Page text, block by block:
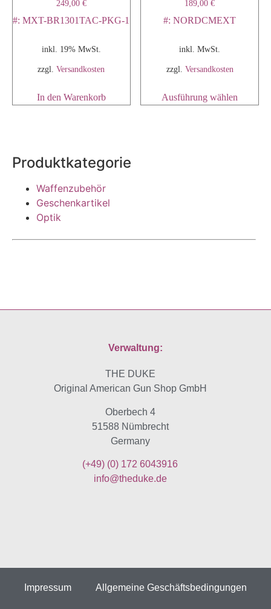
249,00 €
#: MXT-BR1301TAC-PKG-1
inkl. 19% MwSt.
zzgl.Versandkosten
In den Warenkorb
189,00€
#: NORDCMEXT
inkl. MwSt.
zzgl. Versandkosten
Ausführung wählen
Produktkategorie
Waffenzubehör
Geschenkartikel
Optik
Verwaltung:
THE DUKE
Original American Gun Shop GmbH
Oberbech 4
51588 Nümbrecht
Germany
(+49) (0) 172 6043916
info@theduke.de
Impressum Allgemeine Geschäftsbedingungen